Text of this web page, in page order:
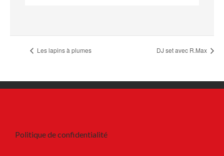
Les lapins à plumes DJ set avec R.Max
Politique de confidentialité